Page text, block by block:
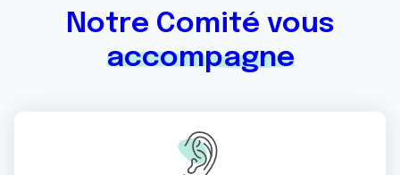
Notre Comité vous
accompagne